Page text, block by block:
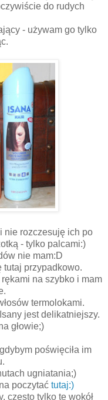
do rudych
- używam go tylko
nie rozczesuję ich po
- tylko palcami:)
nie mam:D
tutaj przypadkowo.
na szybko i mam
termolokami.
jest delikatniejszy.
głowie;)
poświęciła im
ugniatania;)
poczytać tutaj:)
często tylko te wokół